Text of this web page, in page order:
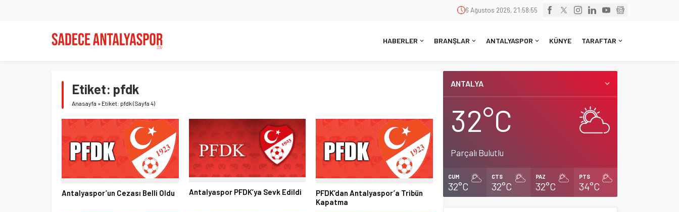
6 Ağustos 2026, 21:58:55
HABERLER BRANŞLAR ANTALYASPOR KÜNYE TARAFTAR
Etiket: pfdk
Anasayfa » Etiket: pfdk(Sayfa 4)
Antalyaspor’un Cezası Belli Oldu Antalyaspor PFDK’ya Sevk Edildi
PFDK’dan Antalyaspor’a Tribün
Kapatma
ANTALYA
32°C
Parçalı Bulutlu
CUM
32°C
CTS
32°C
PAZ
32°C
PTS
34°C